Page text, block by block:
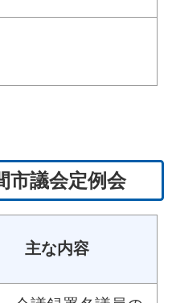
市議会定例会
主な内容